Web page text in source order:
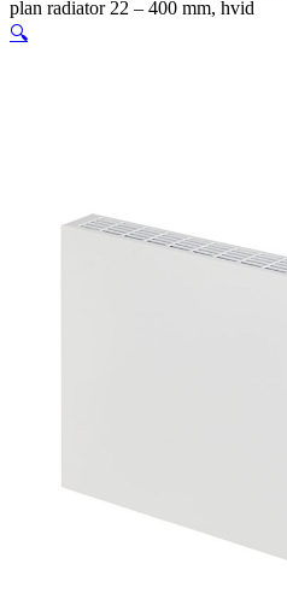
plan radiator 22 – 400 mm, hvid
🔍